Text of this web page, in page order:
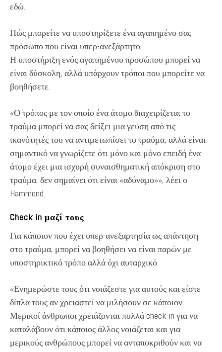
εδώ.
Πώς μπορείτε να υποστηρίξετε ένα αγαπημένο σας
πρόσωπο που είναι υπερ-ανεξάρτητο;
Η υποστήριξη ενός αγαπημένου προσώπου μπορεί να
είναι δύσκολη, αλλά υπάρχουν τρόποι που μπορείτε να
βοηθήσετε.
«Ο τρόπος με τον οποίο ένα άτομο διαχειρίζεται το
τραύμα μπορεί να σας δείξει μια γεύση από τις
ικανότητές του να αντιμετωπίσει το τραύμα, αλλά είναι
σημαντικό να γνωρίζετε ότι μόνο και μόνο επειδή ένα
άτομο έχει μια ισχυρή συναισθηματική απόκριση στο
τραύμα, δεν σημαίνει ότι είναι «αδύναμο»», λέει ο
Hammond.
Check in μαζί τους
Για κάποιον που έχει υπερ-ανεξαρτησία ως απάντηση
στο τραύμα, μπορεί να βοηθήσει να είναι παρών με
υποστηρικτικό τρόπο αλλά όχι αυταρχικό.
«Ενημερώστε τους ότι νοιάζεστε για αυτούς και είστε
δίπλα τους αν χρειαστεί να μιλήσουν σε κάποιον.
Μερικοί άνθρωποι χρειάζονται πολλά check-in για να
καταλάβουν ότι κάποιος άλλος νοιάζεται και για
μερικούς ανθρώπους μπορεί να ανταποκριθούν και να